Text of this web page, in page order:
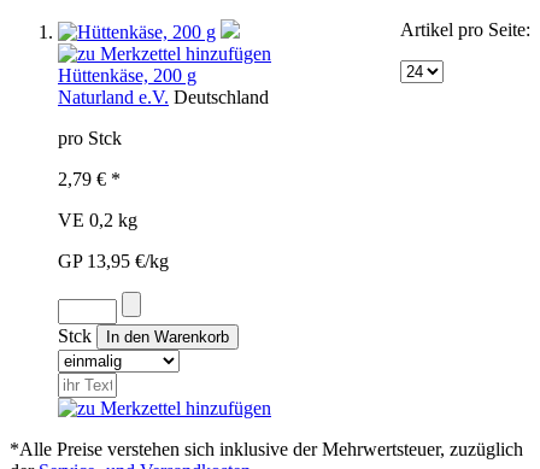
Artikel pro Seite:
Hüttenkäse, 200 g
Naturland e.V. Deutschland
pro Stck
2,79 € *
VE 0,2 kg
GP 13,95 €/kg
Stck
*Alle Preise verstehen sich inklusive der Mehrwertsteuer, zuzüglich